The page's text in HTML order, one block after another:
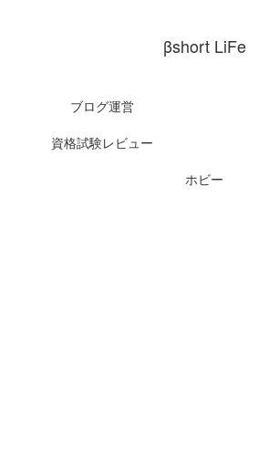
βshort LiFe
ブログ運営
資格試験レビュー
ホビー